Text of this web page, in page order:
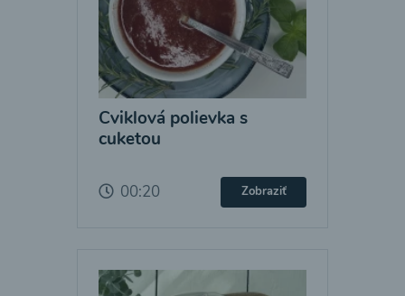
Cviklová polievka s
cuketou
00:20 Zobraziť